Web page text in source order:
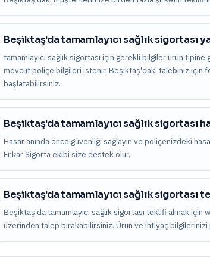
Beşiktaş'da tamamlayıcı sağlık sigortası
tamamlayıcı sağlık sigortası için gerekli bilgiler ürün
mevcut poliçe bilgileri istenir. Beşiktaş'daki talebiniz için
başlatabilirsiniz.
Beşiktaş'da tamamlayıcı sağlık sigortası
Hasar anında önce güvenliği sağlayın ve poliçenizdeki
Enkar Sigorta ekibi size destek olur.
Beşiktaş'da tamamlayıcı sağlık sigortası
Beşiktaş'da tamamlayıcı sağlık sigortası teklifi almak
üzerinden talep bırakabilirsiniz. Ürün ve ihtiyaç